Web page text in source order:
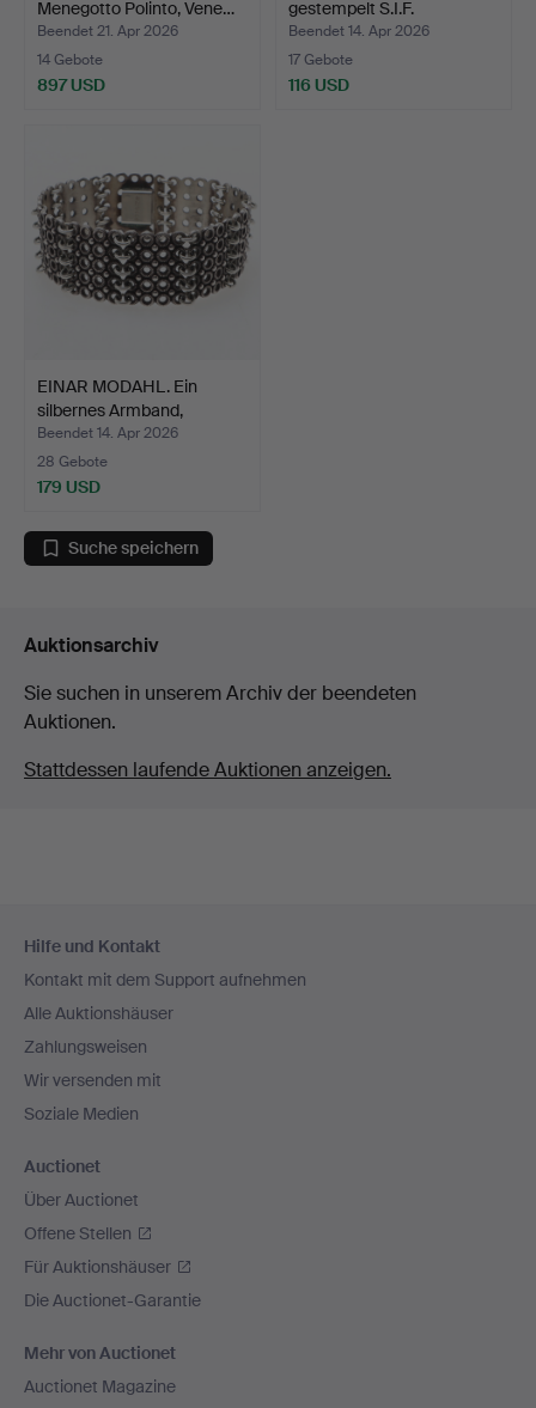
Menegotto Polinto, Vene…
Beendet 21. Apr 2026
14 Gebote
897 USD
gestempelt S.I.F.
Beendet 14. Apr 2026
17 Gebote
116 USD
EINAR MODAHL. Ein
silbernes Armband,
Norwe…
Beendet 14. Apr 2026
28 Gebote
179 USD
Suche speichern
Auktionsarchiv
Sie suchen in unserem Archiv der beendeten
Auktionen.
Stattdessen laufende Auktionen anzeigen.
Navigation
Hilfe und Kontakt
Kontakt mit dem Support aufnehmen
Alle Auktionshäuser
Zahlungsweisen
Wir versenden mit
Soziale Medien
Auctionet
Über Auctionet
Offene Stellen
Für Auktionshäuser
Die Auctionet-Garantie
Mehr von Auctionet
Auctionet Magazine